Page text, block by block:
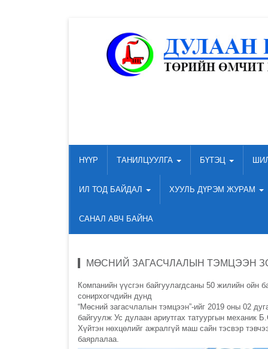
НҮҮР ТАНИЛЦУУЛГА БҮТЭЦ
ИЛ ТОД БАЙДАЛ ХУУЛЬ ДҮРЭМ ЖУРАМ
САНАЛ АВЧ БАЙНА
МӨСНИЙ ЗАГАСЧЛАЛЫН ТЭМЦЭЭН
Компанийн үүсгэн байгуулагдсаны 50 жилийн
сонирхогчдийн дунд
“Мөсний загасчлалын тэмцээн”-ийг 2019 оны 02
байгуулж Ус дулаан ариутгах татуургын механик
Хүйтэн нөхцөлийг ажралгүй маш сайн тэсвэр
баярлалаа.